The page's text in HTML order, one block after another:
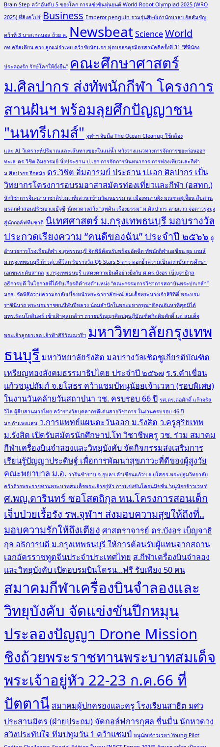
Brain Step คว้าอันดับ 5 ของโลก การแข่งขันหุ่นยนต์ World Robot Olympiad 2025 (WRO
2025) ที่สิงคโปร์ Business Emperor penguin รวมรุ่นศิษย์เก่านักบาสฯ อัสสัมชัญ
คว้าที่ 3 บาสเกตบอล ถ้วย ค. NewsbeatScienceWorld
กท.คริสเตียน ควง ลูกแม่รำเพย คว้าชัยนัดแรก ฟุตบอลจตุรมิตรสามัคคีครั้งที่ 31 "สี่พี่น้อง
ประคองรัก รักษ์โลกให้ยั่งยืน" คณะศึกษาศาสตร์
ม.ศิลปากร ส่งทัพนักกีฬา โครงการ
สานฝันฯ พร้อมลุยศึกปัญญาชน
"นนทรีเกมส์" จุฬาฯ จับมือ The Ocean Cleanup ใช้กล้อง
และ AI วิเคราะห์ปริมาณและเส้นทางขยะในแม่น้ำ หวังวางแนวทางการจัดการขยะก่อนออก
ทะเล ดร.วิชิต อิ่มอารมย์ นั่งประธาน ป.เอก การจัดการนันทนาการ การท่องเที่ยวและกีฬา
ม.ศิลปากร อีกสมัย ดร.วิชิต อิ่มอารมย์ ประธาน ป.เอก ศิลปากร เป็น
วิทยากรโครงการอบรมอาสาสมัครท่องเที่ยวและกีฬา (อสทก.)
นักวิชาการจีน-นานาชาติร่วมเวทีเสวนาข้ามวัฒนธรรม ณ เมืองหนานผิง มณฑลฝูเจี้ยน สืบสาน
มรดกคำสอนปรัชญาเมธีจูซี นักหวดวงสวิง "สุพศิน เรืองธรรม" ม.ศิลปากร ฉายแวว จ่อดาวรุ่งมุ่ง
สู่นักกอล์ฟทีมชาติ นิเทศศาสตร์ ม.กรุงเทพธนบุรี มอบรางวัล
ประกวดเรียงความ “คนดีของฉัน” ประจำปี ๒๕๖๖ ผู้
อำนวยการโรงเรียนกีฬา จ.สุพรรณบุรี จัดพิธีต้อนรับพร้อมอัดฉีด ทัพนักกีฬาเอเชียน ยูธ เกมส์
ม.กรุงเทพธนบุรี ก้าวสู่เวทีโลก รับรางวัล QS Stars 5 ดาว ตอกย้ำความเป็นสถาบันการศึกษา
เอกชนระดับสากล ม.กรุงเทพธนบุรี แสดงความยินดีอย่างยิ่งกับ ศ.ดร.บังอร เบ็ญจาธิกุล
อธิการบดี ในโอกาสที่ได้รับเกียรติดำรงตำแหน่ง “คณะกรรมการวิชาการสถาบันพระปกเกล้า”
มกธ. จัดพิธีถวายความอาลัยเบื้องหน้าพระฉายาลักษณ์ สมเด็จพระนางเจ้าสิริกิติ์ พระบรม
ราชินีนาถ พระบรมราชชนนีพันปีหลวง น้อมสำนึกในพระมหากรุณาธิคุณอันหาที่สุดมิได้
มทร.รัตนโกสินทร์ เข้าเฝ้าทูลเกล้าฯ ถวายปริญญาศิลปดุษฎีบัณฑิตกิตติมศักดิ์ แด่ สมเด็จ
พระเจ้าลูกยาเธอ เจ้าฟ้าสิริวัณณวรีฯ มหาวิทยาลัยกรุงเทพ
ธนบุรี มหาวิทยาลัยรังสิต มอบรางวัลเชิดชูเกียรติบัณฑิต
เหรียญทองสังคมธรรมาธิปไตย ประจำปี ๒๕๖๗ ร.ร.คำเขื่อน
แก้วชนูปถัมภ์ จ.ยโสธร คว้าแชมป์หนูน้อยเจ้าเวหา (รอบพิเศษ)
ในงานวันคล้ายวันสถาปนา วช. ครบรอบ 66 ปี รศ.ดร.ต่อศักดิ์ แก้วจรัส
วิไล ผู้สืบสานมวยไทย คว้ารางวัลบุคลากรดีเด่นสายวิชาการ ในงานครบรอบ 46 ปี
มก.กำแพงแสน ว.การแพทย์แผนตะวันออก ม.รังสิต ว.ครูสุริยเทพ
ม.รังสิต เปิดรับสมัครนักศึกษาป.โท วิชาชีพครู วช. ร่วม สมาคม
กีฬาเครื่องบินจำลองและวิทยุบังคับ จัดกิจกรรมส่งเสริมการ
เรียนรู้ปัญญาประดิษฐ์ เพื่อการพัฒนาสุขภาวะที่ดีของผู้สูงวัย
คณะพยาบาล ม.อ. วารินชำราบ จ.อุบลฯ-คำเขื่อนแก้วฯ จ.ยโสธร-พระปฐมวิทยาลัย
คว้าถ้วยพระราชทานพระบาทสมเด็จพระเจ้าอยู่หัว การแข่งขันโดรนมิชชั่น ‘หนูน้อยจ้าวเวหา’
ศ.พญ.ดารินทร์ ซอโสตถิกุล หน.โครงการสอนเด็ก
เจ็บป่วยเรื้อรัง รพ.จุฬาฯ ส่งมอบความสุขให้ถึงที่..
มอบความรักให้ถึงเตียง ศาสตราจารย์ ดร.บังอร เบ็ญจาธิ
กุล อธิการบดี ม.กรุงเทพธนบุรี ให้การต้อนรับผู้แทนจากสถาน
เอกอัครราชทูตจีนประจำประเทศไทย ส.กีฬาเครื่องบินจำลอง
และวิทยุบังคับ เปิดอบรมบินโดรน...ฟรี รับเพียง 50 คน
สมาคมกีฬาเครื่องบินจำลองและ
วิทยุบังคับ จัดแข่งขันปีกหมุน
ประลองปัญญา Drone Mission
ชิงถ้วยพระราชทานพระบาทสมเด็จ
พระเจ้าอยู่หัว 22-23 ก.ค.66 ที่
ปัตตานี สมาคมผู้ปกครองและครู โรงเรียนสาธิต มศว
ประสานมิตร (ฝ่ายประถม) จัดกอล์ฟการกุศล ชื่นมื่น นักหวดวง
สวิงประทับใจ ทีมปทุมวัน 1 คว้าแชมป์ หนูน้อยจ้าวเวหา Young Pilot